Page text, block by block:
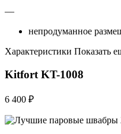
—
непродуманное
Характеристики Показать
Kitfort KT-1008
6 400 ₽